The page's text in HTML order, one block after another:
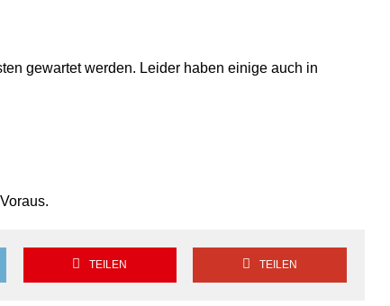
gewartet werden. Leider haben einige auch in
TEILEN TEILEN